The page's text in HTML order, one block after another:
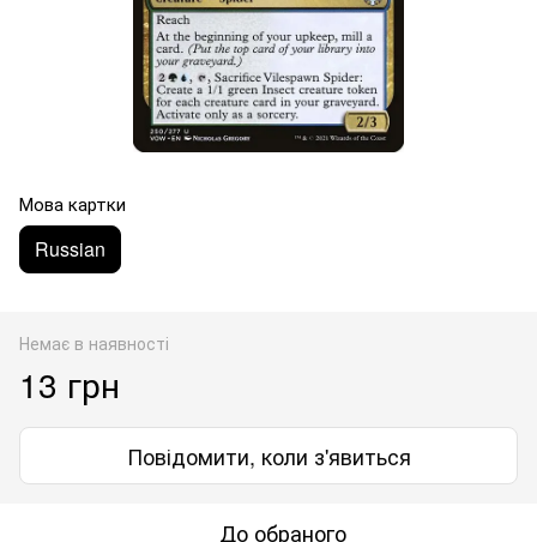
Мова картки
Russian
Немає в наявності
13 грн
Повідомити, коли з'явиться
До обраного